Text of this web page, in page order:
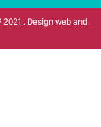
2021 . Design web and